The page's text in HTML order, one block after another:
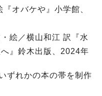
オバケや』小学館、
絵／横山和江 訳『水
』鈴木出版、2024年
ずれかの本の帯を制作